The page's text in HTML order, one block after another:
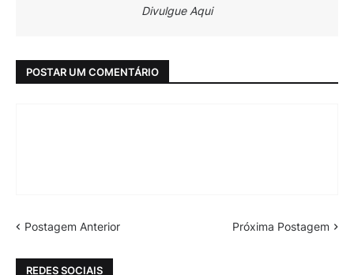
Divulgue Aqui
POSTAR UM COMENTÁRIO
Postagem Anterior Próxima Postagem
REDES SOCIAIS